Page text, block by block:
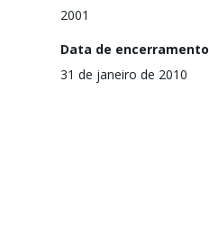
2001
Data de encerramento
31 de janeiro de 2010